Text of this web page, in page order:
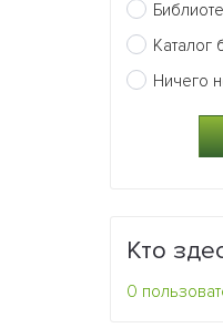
Каталог
Ничего
Кто
0